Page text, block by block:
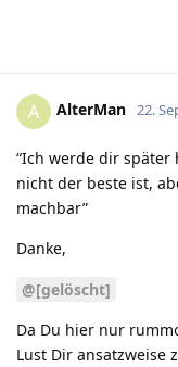
A AlterMan 22.
“Ich werde dir später
nicht der beste ist,
machbar”
Danke,
@[gelöscht]
Da Du hier nur
Lust Dir ansatzweise